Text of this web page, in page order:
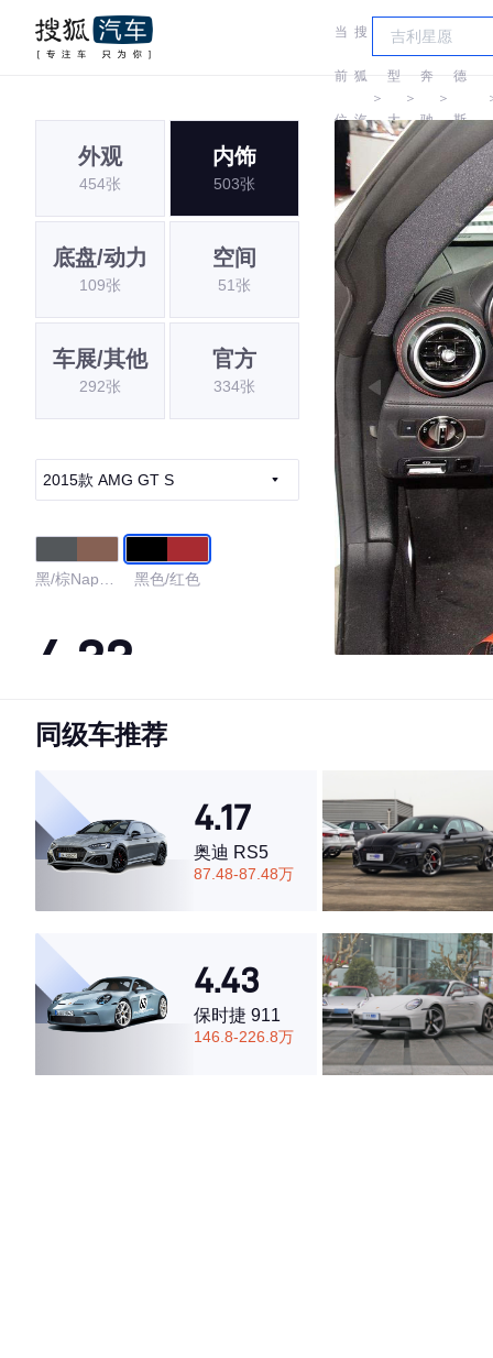
当
前
位
置:
搜
狐
汽
＞
车
型
大
全
＞
奔
驰
＞
德
斯-
AMG
外观
454张
内饰
503张
底盘/动力
109张
空间
51张
车展/其他
292张
官方
334张
2015款 AMG GT S
黑/棕Nappa
黑色/红色
4.33
·外观表现一般，低于73%同级车
·空间表现一般，低于59%同级车
同级车推荐
4.17
奥迪 RS5
87.48-87.48万
4.43
保时捷 911
146.8-226.8万